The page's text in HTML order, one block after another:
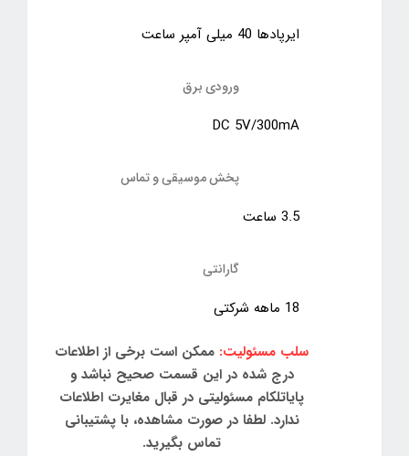
ایرپاد‌ها 40 میلی آمپر ساعت
ورودی برق
DC 5V/300mA
پخش موسیقی و تماس
3.5 ساعت
گارانتی
18 ماهه شرکتی
سلب مسئولیت: ممکن است برخی از اطلاعات
درج شده در این قسمت صحیح نباشد و
پایاتلکام مسئولیتی در قبال مغایرت اطلاعات
ندارد. لطفا در صورت مشاهده، با پشتیبانی
تماس بگیرید.